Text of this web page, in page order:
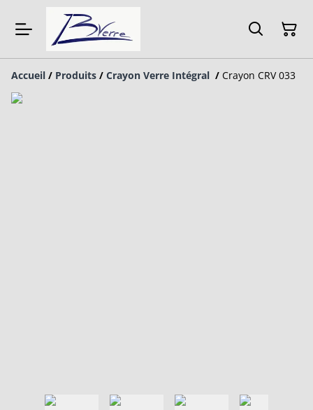
Accueil / Produits / Crayon Verre Intégral / Crayon CRV 033